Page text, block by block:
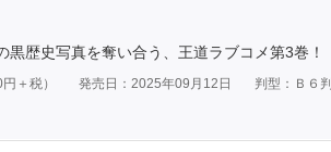
黒歴史写真を奪い合う、王道ラブコメ第3巻！
円＋税） 発売日：2025年09月12日 判型：Ｂ６判